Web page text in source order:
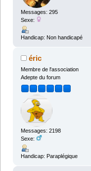
Messages: 295
Sexe:
Handicap: Non handicapé
éric
Membre de l'association
Adepte du forum
Messages: 2198
Sexe:
Handicap: Paraplégique